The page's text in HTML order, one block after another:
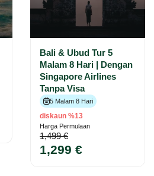
Bali & Ubud Tur 5
Malam 8 Hari | Dengan
Singapore Airlines
Tanpa Visa
5 Malam 8 Hari
diskaun %13
Harga Permulaan
1,499 €
1,299 €